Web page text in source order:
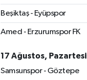
Beşiktaş - Eyüpspor
Amed - Erzurumspor FK
17 Ağustos, Pazartesi
Samsunspor - Göztepe